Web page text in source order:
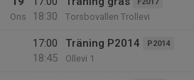
Ons
18:30
Torsbovallen Trollevi
17:00
18:45
Träning P2014 P2014
Ollevi 1